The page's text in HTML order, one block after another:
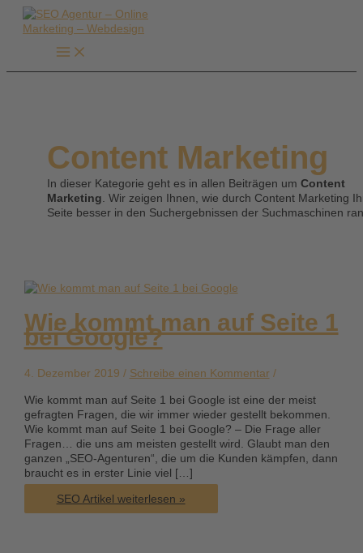
Zum
Inhalt
Content Marketing
In dieser Kategorie geht es in allen Beiträgen um Content
Marketing . Wir zeigen Ihnen, wie durch Content Marketing
Seite besser in den Suchergebnissen der Suchmaschinen
Wie kommt man auf Seite 1
bei Google?
4. Dezember 2019 / Schreibe einen Kommentar /
Wie kommt man auf Seite 1 bei Google ist eine der meist
gefragten Fragen, die wir immer wieder gestellt bekommen.
Wie kommt man auf Seite 1 bei Google? – Die Frage aller
Fragen… die uns am meisten gestellt wird. Glaubt man den
ganzen „SEO-Agenturen“, die um die Kunden kämpfen, dann
braucht es in erster Linie viel […]
Wie
kommt
SEO Artikel weiterlesen »